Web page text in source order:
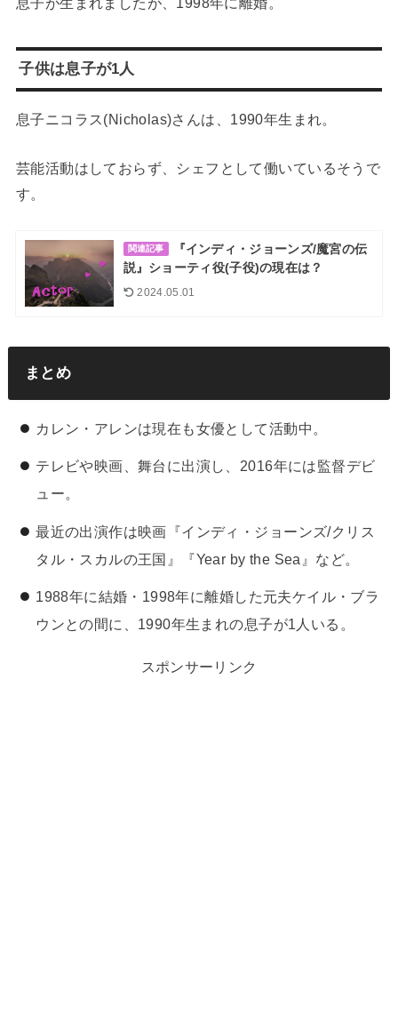
子供は息子が1人
息子ニコラス(Nicholas)さんは、1990年生まれ。
芸能活動はしておらず、シェフとして働いているそうで
す。
関連記事
『インディ・ジョーンズ/魔宮の伝
説』ショーティ役(子役)の現在は？
2024.05.01
まとめ
カレン・アレンは現在も女優として活動中。
テレビや映画、舞台に出演し、2016年には監督デビ
ュー。
最近の出演作は映画『インディ・ジョーンズ/クリス
タル・スカルの王国』『Year by the Sea』など。
1988年に結婚・1998年に離婚した元夫ケイル・ブラ
ウンとの間に、1990年生まれの息子が1人いる。
スポンサーリンク